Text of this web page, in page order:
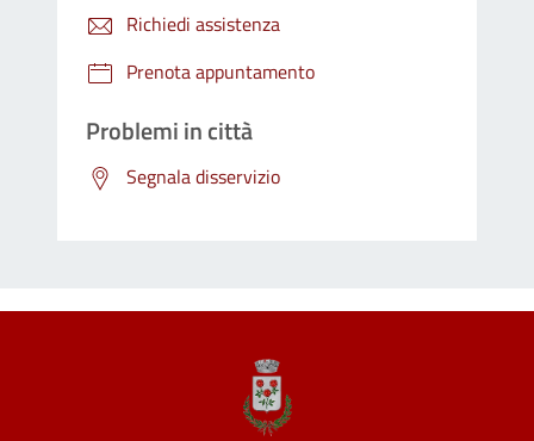
Richiedi assistenza
Prenota appuntamento
Problemi in città
Segnala disservizio